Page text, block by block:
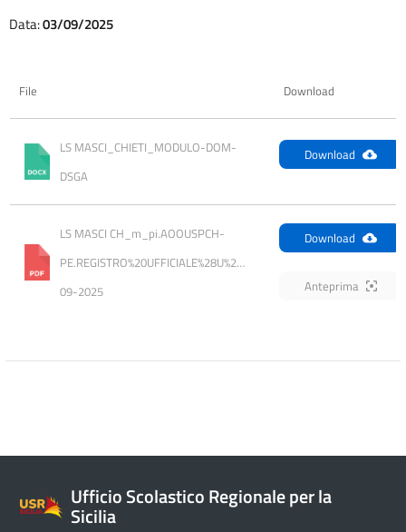
Data:03/09/2025
File Download
LS MASCI_CHIETI_MODULO-DOM-
DSGA
Download
LS MASCI CH_m_pi.AOOUSPCH-
PE.REGISTRO%20UFFICIALE%28U%29.0022658.02-
09-2025
Download
Anteprima
Ufficio Scolastico Regionale per la
Sicilia